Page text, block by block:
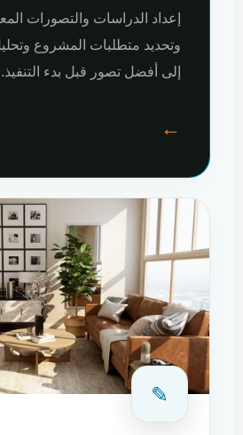
إعداد الدراسات والتصورات
وتحديد متطلبات المشروع
إلى أفضل تصور قبل بدء التنفيذ.
←
✎